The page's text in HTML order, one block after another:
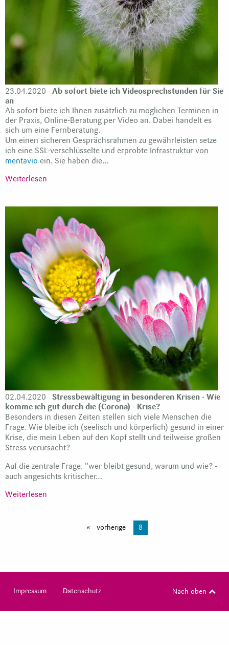
23.04.2020
Ab sofort biete ich Videosprechstunden für Sie
an
Ab sofort biete ich Ihnen zusätzlich zu möglichen Terminen in
der Praxis, Online-Beratung per Video an. Dabei handelt es
sich um eine Fernberatung.
Um einen sicheren Gesprächsrahmen zu gewährleisten setze
ich eine SSL-verschlüsselte und erprobte Infrastruktur von
mentavio ein. Sie haben die…
Weiterlesen
02.04.2020
Stressbewältigung in besonderen Krisen - Wie
komme ich gut durch die (Corona) - Krise?
Besonders in diesen Zeiten stellen sich viele Menschen die
Frage: Wie bleibe ich (seelisch und körperlich) gesund in einer
Krise, die mein Leben auf den Kopf stellt und teilweise großen
Stress verursacht?
Auf die zentrale Frage: "wer bleibt gesund, warum und wie? -
auch angesichts kritischer…
Weiterlesen
vorherige 8
Impressum Datenschutz Nach oben